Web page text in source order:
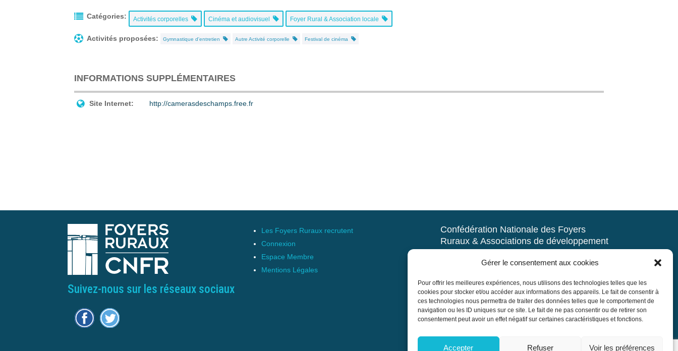
Gérer le consentement aux cookies
Pour offrir les meilleures expériences, nous utilisons des technologies telles que les
cookies pour stocker et/ou accéder aux informations des appareils. Le fait de consentir à
ces technologies nous permettra de traiter des données telles que le comportement de
navigation ou les ID uniques sur ce site. Le fait de ne pas consentir ou de retirer son
consentement peut avoir un effet négatif sur certaines caractéristiques et fonctions.
Accepter Refuser Voir les préférences
Catégories: Activités corporelles Cinéma et audiovisuel Foyer Rural & Association locale
Activités proposées: Gymnastique d'entretien Autre Activité corporelle Festival de cinéma
INFORMATIONS SUPPLÉMENTAIRES
Site Internet: http://camerasdeschamps.free.fr
Suivez-nous sur les réseaux sociaux
Les Foyers Ruraux recrutent
Connexion
Espace Membre
Mentions Légales
Confédération Nationale des Foyers
Ruraux & Associations de développement
Tél : 01.43.60.14.20
cnfr@mouvement-rural.org